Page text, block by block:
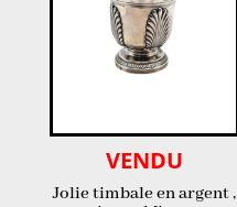
VENDU
Jolie timbale en argent ,